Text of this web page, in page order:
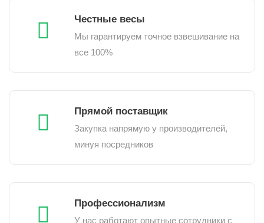
Честные весы
Мы гарантируем точное взвешивание на
все 100%
Прямой поставщик
Закупка напрямую у производителей,
минуя посредников
Профессионализм
У нас работают опытные сотрудники с